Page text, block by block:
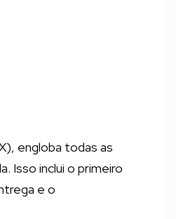
engloba todas as
Isso inclui o primeiro
e o